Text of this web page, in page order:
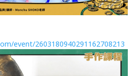
event/2603180940291162708213